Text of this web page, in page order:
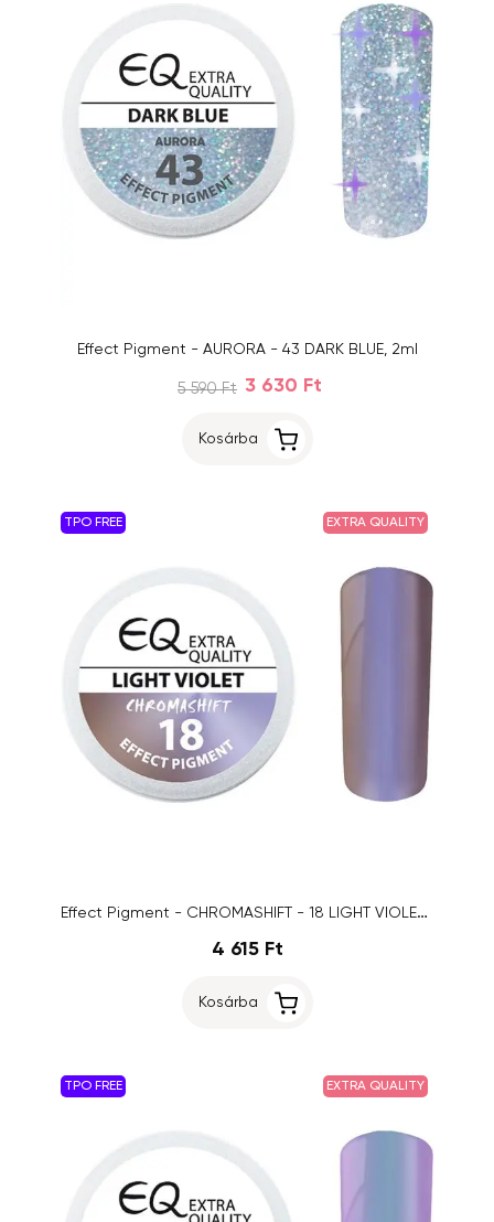
Effect Pigment - AURORA - 43 DARK BLUE, 2ml
5 590 Ft 3 630 Ft
Kosárba
TPO FREE EXTRA QUALITY
Effect Pigment - CHROMASHIFT - 18 LIGHT VIOLET, 2ml
4 615 Ft
Kosárba
TPO FREE EXTRA QUALITY